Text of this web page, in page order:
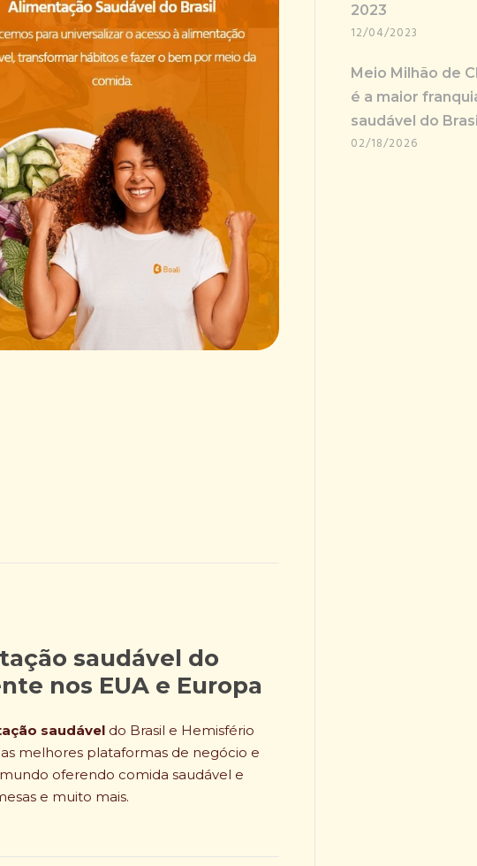
saudável do
nos EUA e Europa
saudável do Brasil e Hemisfério
melhores plataformas de negócio e
oferendo comida saudável e
e muito mais.
2023
12/04/2023
Meio Milhão de
é a maior
saudável do
02/18/2026